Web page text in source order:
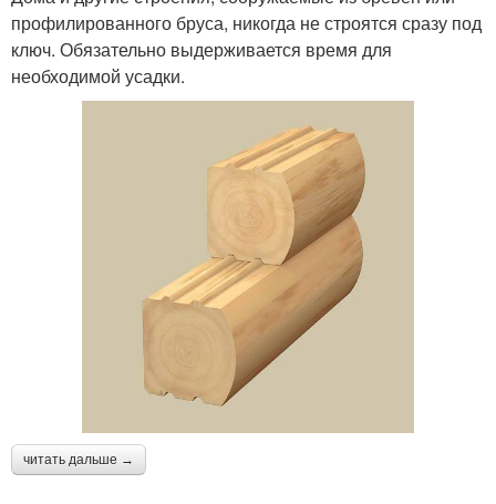
профилированного бруса, никогда не строятся сразу под
ключ. Обязательно выдерживается время для
необходимой усадки.
читать дальше →